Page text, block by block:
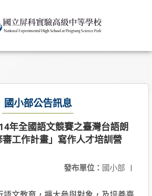
國小部公告訊息
年全國語文競賽之臺灣台語朗
工作計畫」寫作人才培訓營
發布單位： 國小部 |